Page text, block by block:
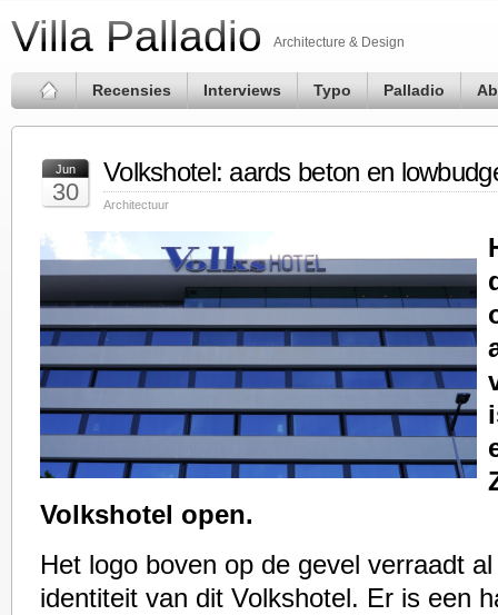
Villa Palladio Architecture & Design
Recensies Interviews Typo Palladio
Jun
30
Volkshotel: aards beton en
Architectuur
Volkshotel open.
Het logo boven op de gevel verraadt
identiteit van dit Volkshotel. Er is een